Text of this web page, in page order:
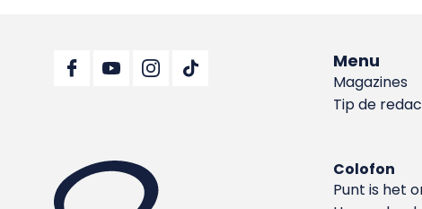
Menu
Magazines
Tip de
Colofon
Punt is het